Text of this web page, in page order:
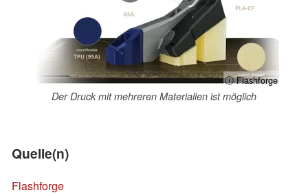
ⓘ Flashforge
Der Druck mit mehreren Materialien ist möglich
Quelle(n)
Flashforge